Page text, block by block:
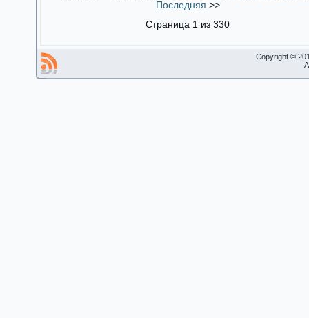
Последняя >>
Страница 1 из 330
Copyright ©